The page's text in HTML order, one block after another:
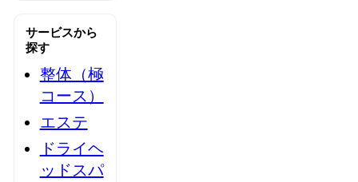
サービスから
探す
整体（極
コース）
エステ
ドライヘ
ッドスパ